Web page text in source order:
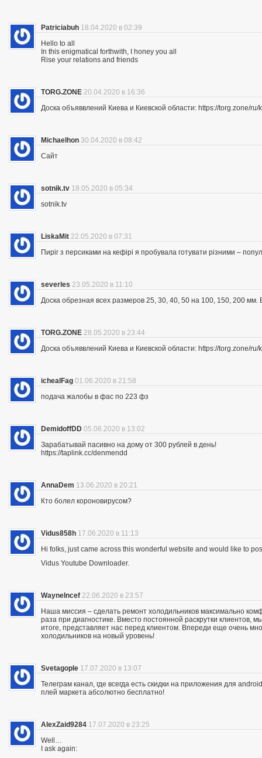
Patriciabuh 18.04.2020 в 02:39
Hello to all
In this enigmatical forthwith, I honey you all
Rise your relations and friends
TORG.ZONE 20.04.2020 в 16:36
Доска объяввлений Киева и Киевской области: https://torg.zone/ru/
Michaelhon 30.04.2020 в 08:42
Сайт
sotnik.tv 18.05.2020 в 05:34
sotnik.tv
LiskaMit 22.05.2020 в 07:31
Пиріг з персиками на кефірі я пробувала готувати різними –
severles 23.05.2020 в 11:10
Доска обрезная всех размеров 25, 30, 40, 50 на 100, 150, 200
TORG.ZONE 28.05.2020 в 23:44
Доска объяввлений Киева и Киевской области: https://torg.zone/ru/
ichealFag 01.06.2020 в 21:58
подача жалобы в фас по 223 фз
DemidoffDD 05.06.2020 в 13:02
Зарабатывай пасивно на дому от 300 рублей в день!
https://taplink.cc/denmendd
AnnaDem 13.06.2020 в 20:21
Кто болел короновирусом?
Vidus858h 17.06.2020 в 11:13
Hi folks, just came across this wonderful website and would like to
Vidus Youtube Downloader.
WayneIncef 22.06.2020 в 23:57
Наша миссия – сделать ремонт холодильников максимально
раза при диагностике. Вместо постоянной раскрутки клиентов,
итоге, представляет нас перед клиентом. Впереди еще очень
холодильников на новый уровень!
Svetagople 17.07.2020 в 13:07
Телеграм канал, где всегда есть скидки на приложения для
плей маркета абсолютно бесплатно!
AlexZaid9284 17.07.2020 в 23:25
Well…
I ask again: